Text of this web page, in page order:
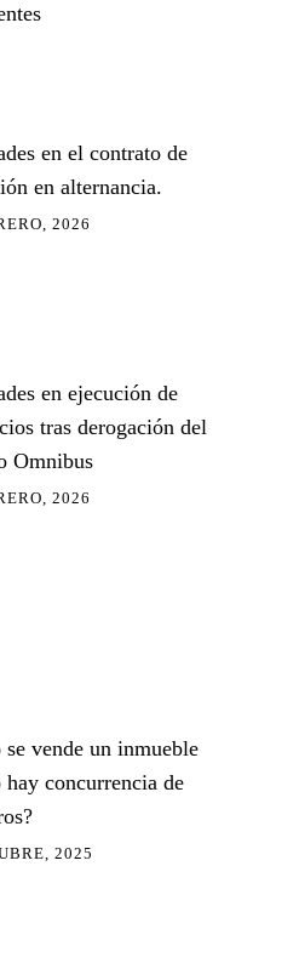
en el contrato de
en alternancia.
2026
en ejecución de
tras derogación del
Omnibus
2026
se vende un inmueble
hay concurrencia de
2025